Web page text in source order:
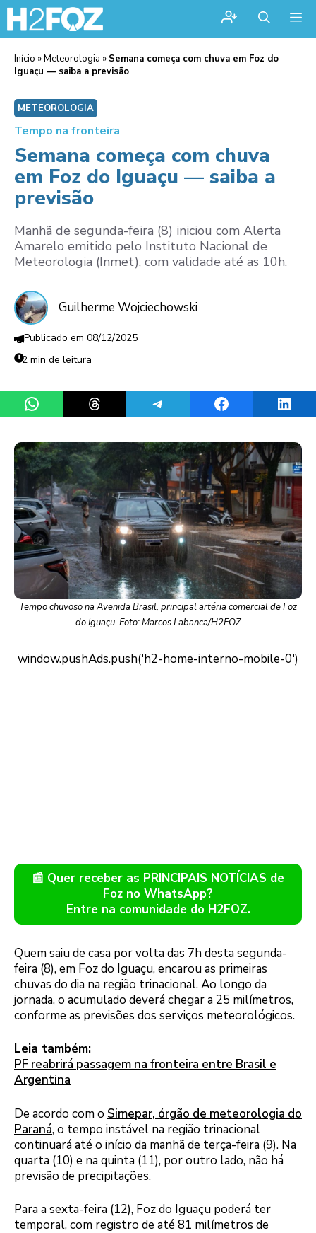
Início »Meteorologia » Semana começa com chuva em Foz do
Iguaçu — saiba a previsão
METEOROLOGIA
Tempo na fronteira
Semana começa com chuva
em Foz do Iguaçu — saiba a
previsão
Manhã de segunda-feira (8) iniciou com Alerta
Amarelo emitido pelo Instituto Nacional de
Meteorologia (Inmet), com validade até as 10h.
Guilherme Wojciechowski
08/12/2025
2 min de leitura
Share on WhatsAppShare on ThreadsShare on TelegramShare on Facebook
Tempo chuvoso na Avenida Brasil, principal artéria comercial de Foz
do Iguaçu. Foto: Marcos Labanca/H2FOZ
📰 Quer receber as PRINCIPAIS NOTÍCIAS de
Foz no WhatsApp?
Entre na comunidade do H2FOZ.
Quem saiu de casa por volta das 7h desta segunda-
feira (8), em Foz do Iguaçu, encarou as primeiras
chuvas do dia na região trinacional. Ao longo da
jornada, o acumulado deverá chegar a 25 milímetros,
conforme as previsões dos serviços meteorológicos.
Leia também:
PF reabrirá passagem na fronteira entre Brasil e
Argentina
De acordo com o Simepar, órgão de meteorologia do
Paraná, o tempo instável na região trinacional
continuará até o início da manhã de terça-feira (9). Na
quarta (10) e na quinta (11), por outro lado, não há
previsão de precipitações.
Para a sexta-feira (12), Foz do Iguaçu poderá ter
temporal, com registro de até 81 milímetros de